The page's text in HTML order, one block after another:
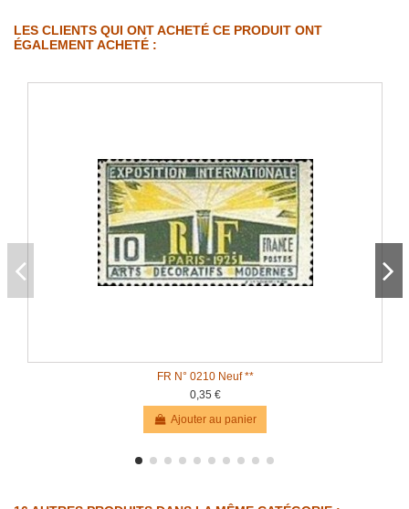
LES CLIENTS QUI ONT ACHETÉ CE PRODUIT ONT
ÉGALEMENT ACHETÉ :
FR N° 0210 Neuf **
0,35 €
Ajouter au panier